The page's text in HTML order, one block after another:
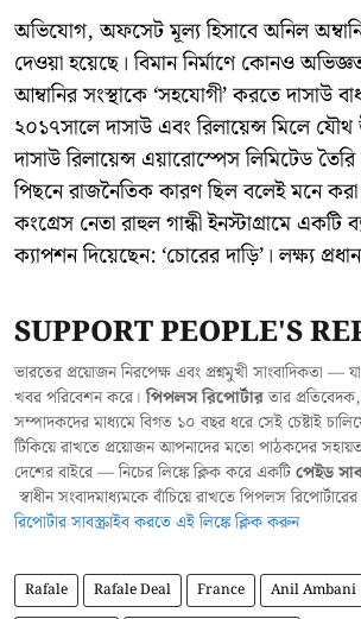
অভিযোগ, অফসেট মূল্য হিসাবে অনিল
দেওয়া হয়েছে। বিমান নির্মাণে কোনও
আম্বানির সংস্থাকে ‘সহযোগী’ করতে দাসাউ
২০১৭সালে দাসাউ এবং রিলায়েন্স মিলে
দাসাউ রিলায়েন্স এয়ারোস্পেস লিমিটেড
পিছনে রাজনৈতিক কারণ ছিল বলেই মনে করা
কংগ্রেস নেতা রাহুল গান্ধী ইনস্টাগ্রামে একটি
ক্যাপশন দিয়েছেন: ‘চোরের দাড়ি’। লক্ষ্য
SUPPORT PEOPLE'S
ভারতের প্রয়োজন নিরপেক্ষ এবং প্রশ্নমুখী সাংবাদিকতা —
খবর পরিবেশন করে।পিপলস রিপোর্টারতার
সম্পাদকদের মাধ্যমে বিগত ১০ বছর ধরে সেই চেষ্টাই
টিকিয়ে রাখতে প্রয়োজন আপনাদের মতো পাঠকদের
দেশের বাইরে — নিচের লিঙ্কে ক্লিক করে একটিপেইড
স্বাধীন সংবাদমাধ্যমকে বাঁচিয়ে রাখতে পিপলস
রিপোর্টার সাবস্ক্রাইব করতে এই লিঙ্কে ক্লিক করুন
Rafale Rafale Deal France Anil Ambani